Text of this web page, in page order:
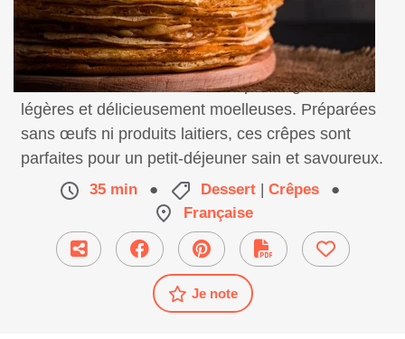
Découvrez notre recette de crêpes véganes,
légères et délicieusement moelleuses. Préparées
sans œufs ni produits laitiers, ces crêpes sont
parfaites pour un petit-déjeuner sain et savoureux.
35 min ● Dessert | Crêpes
●
Française
Je note